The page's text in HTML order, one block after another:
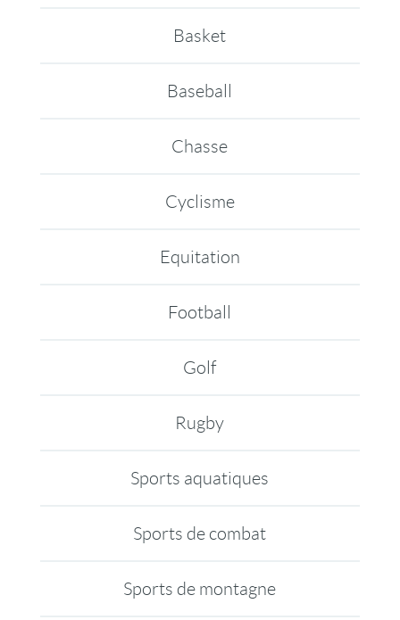
Basket
Baseball
Chasse
Cyclisme
Equitation
Football
Golf
Rugby
Sports aquatiques
Sports de combat
Sports de montagne